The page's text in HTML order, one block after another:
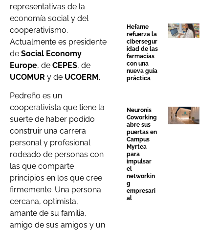
representativas de la
economía social y del
cooperativismo.
Actualmente es presidente
de Social Economy
Europe, de CEPES, de
UCOMUR y de UCOERM.
Pedreño es un
cooperativista que tiene la
suerte de haber podido
construir una carrera
personal y profesional
rodeado de personas con
las que comparte
principios en los que cree
firmemente. Una persona
cercana, optimista,
amante de su familia,
amigo de sus amigos y un
Hefame
refuerza la
cibersegur
idad de las
farmacias
con una
nueva guía
práctica
Neuronis
Coworking
abre sus
puertas en
Campus
Myrtea
para
impulsar
el
networkin
g
empresari
al